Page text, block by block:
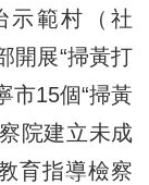
示範村（社
開展“掃黃打
市15個“掃黃
院建立未成
育指導檢察